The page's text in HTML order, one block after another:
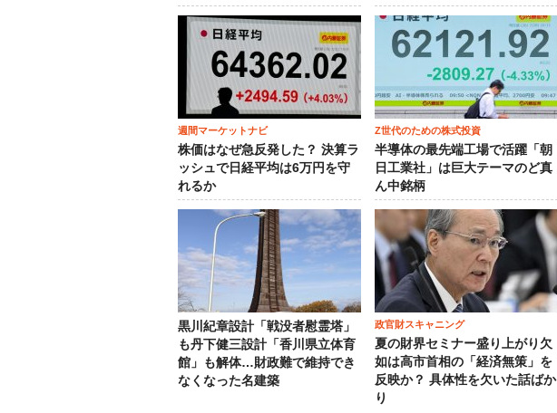
週間マーケットナビ
株価はなぜ急反発した？ 決算ラ
ッシュで日経平均は6万円を守
れるか
Z世代のための株式投資
半導体の最先端工場で活躍「朝
日工業社」は巨大テーマのど真
ん中銘柄
黒川紀章設計「戦没者慰霊塔」
も丹下健三設計「香川県立体育
館」も解体…財政難で維持でき
なくなった名建築
政官財スキャニング
夏の財界セミナー盛り上がり欠
如は高市首相の「経済無策」を
反映か？ 具体性を欠いた話ばか
り